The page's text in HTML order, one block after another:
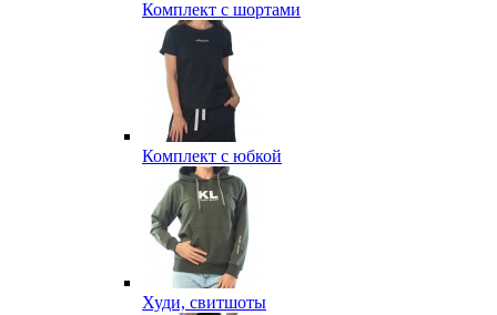
Комплект с шортами
Комплект с юбкой
Худи, свитшоты